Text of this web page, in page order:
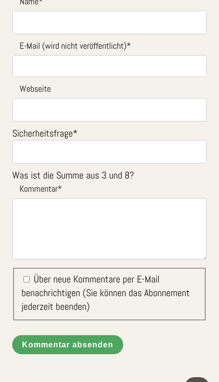
E-Mail (wird nicht veröffentlicht)*
Webseite
Sicherheitsfrage*
Was ist die Summe aus 3 und 8?
Kommentar*
Über neue Kommentare per E-Mail
benachrichtigen (Sie können das Abonnement
jederzeit beenden)
Kommentar absenden